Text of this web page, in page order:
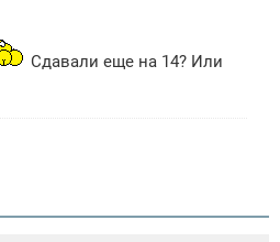
Сдавали еще на 14? Или